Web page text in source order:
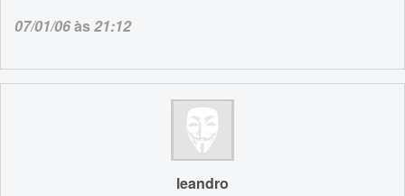
07/01/06às21:12
leandro